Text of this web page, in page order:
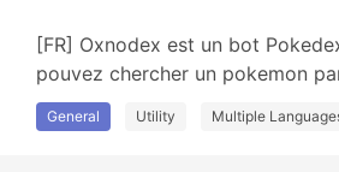
[FR] Oxnodex est un bot
pouvez chercher un pokemon
nom ou aléatoirement (plus de
recherche dans les futures mises
General Utility Multiple